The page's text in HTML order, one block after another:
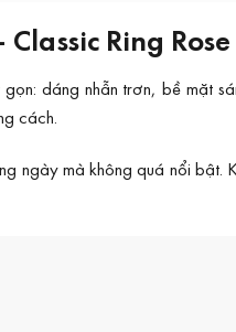
Ring
dáng nhẫn trơn, bề mặt
cách.
ngày mà không quá nổi